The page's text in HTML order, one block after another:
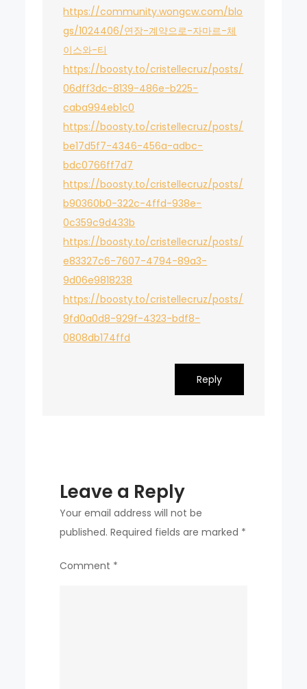
https://community.wongcw.com/blo
gs/1024406/연장-계약으로-자마르-체
이스와-티
https://boosty.to/cristellecruz/posts/
06dff3dc-8139-486e-b225-
caba994eb1c0
https://boosty.to/cristellecruz/posts/
be17d5f7-4346-456a-adbc-
bdc0766ff7d7
https://boosty.to/cristellecruz/posts/
b90360b0-322c-4ffd-938e-
0c359c9d433b
https://boosty.to/cristellecruz/posts/
e83327c6-7607-4794-89a3-
9d06e9818238
https://boosty.to/cristellecruz/posts/
9fd0a0d8-929f-4323-bdf8-
0808db174ffd
Reply
Leave a Reply
Your email address will not be
published. Required fields are marked *
Comment *